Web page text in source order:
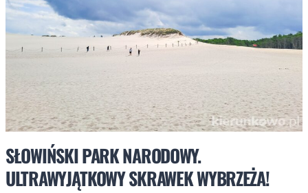
SŁOWIŃSKI PARK NARODOWY.
ULTRAWYJĄTKOWY SKRAWEK WYBRZEŻA!